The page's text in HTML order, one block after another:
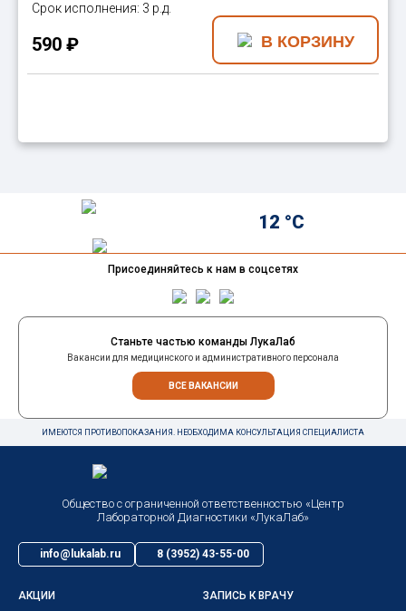
3 р.д.
590 ₽
Присоединяйтесь к нам в соцсетях
12 °C
Станьте частью команды ЛукаЛаб
Вакансии для медицинского и административного персонала
ВСЕ ВАКАНСИИ
ИМЕЮТСЯ ПРОТИВОПОКАЗАНИЯ. НЕОБХОДИМА КОНСУЛЬТАЦИЯ СПЕЦИАЛИСТА
Общество с ограниченной ответственностью «Центр
Лабораторной Диагностики «ЛукаЛаб»
info@lukalab.ru 8 (3952) 43-55-00
АКЦИИ ЗАПИСЬ К ВРАЧУ